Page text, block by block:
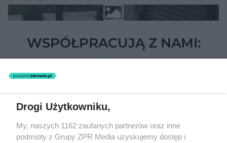
WSPÓŁPRACUJĄ Z NAMI:
Drogi Użytkowniku,
My, naszych 1162 zaufanych partnerów oraz inne
podmioty z Grupy ZPR Media uzyskujemy dostęp i